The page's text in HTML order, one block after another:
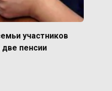
участников
пенсии